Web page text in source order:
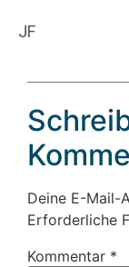
JF
Deine E-Mail-
Erforderliche
Kommentar *